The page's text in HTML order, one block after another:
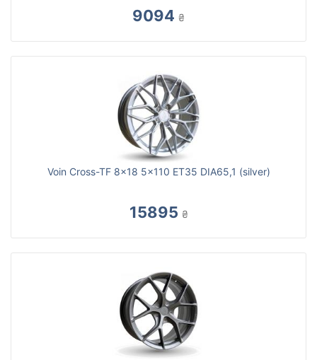
9094 ₴
Voin Cross-TF 8x18 5x110 ET35 DIA65,1 (silver)
15895 ₴